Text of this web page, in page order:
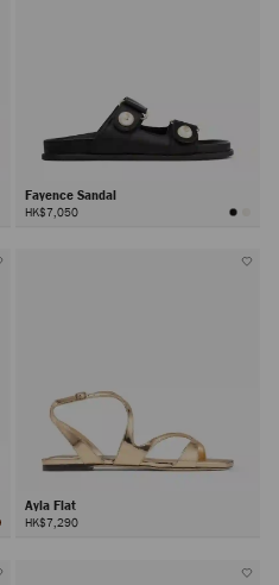
Fayence Sandal
HK$7,050
Ayla Flat
HK$7,290